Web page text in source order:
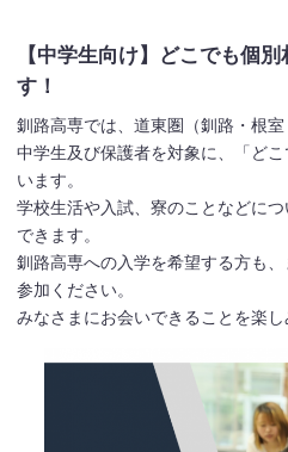
【中学生向け】どこでも個
す！
釧路高専では、道東圏（釧路・根
中学生及び保護者を対象に、「ど
います。
学校生活や入試、寮のことなどに
できます。
釧路高専への入学を希望する方も
参加ください。
みなさまにお会いできることを楽し